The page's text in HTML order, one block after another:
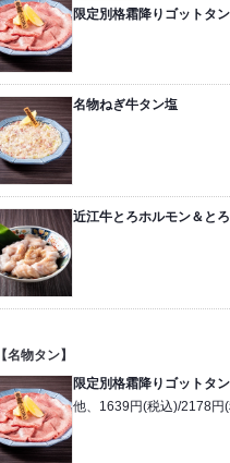
限定別格霜降りゴットタン
名物ねぎ牛タン塩
近江牛とろホルモン＆と
【名物タン】
限定別格霜降りゴットタン
他、1639円(税込)/2178円